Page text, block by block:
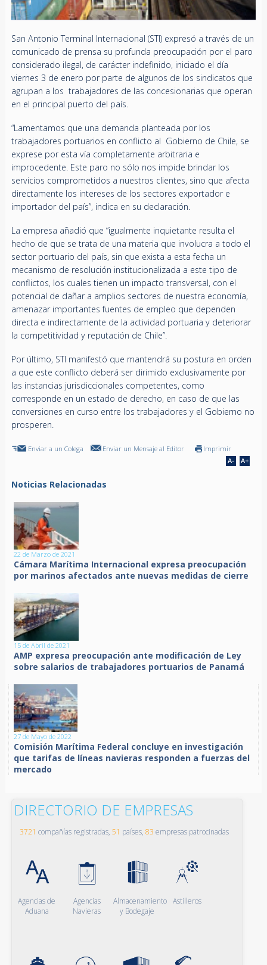
San Antonio Terminal Internacional (STI) expresó a través de un
comunicado de prensa su profunda preocupación por el paro
considerado ilegal, de carácter indefinido, iniciado el día
viernes 3 de enero por parte de algunos de los sindicatos que
agrupan a los trabajadores de las concesionarias que operan
en el principal puerto del país.
“Lamentamos que una demanda planteada por los
trabajadores portuarios en conflicto al Gobierno de Chile, se
exprese por esta vía completamente arbitraria e
improcedente. Este paro no sólo nos impide brindar los
servicios comprometidos a nuestros clientes, sino que afecta
directamente los intereses de los sectores exportador e
importador del país”, indica en su declaración.
La empresa añadió que “igualmente inquietante resulta el
hecho de que se trata de una materia que involucra a todo el
sector portuario del país, sin que exista a esta fecha un
mecanismo de resolución institucionalizada a este tipo de
conflictos, los cuales tienen un impacto transversal, con el
potencial de dañar a amplios sectores de nuestra economía,
amenazar importantes fuentes de empleo que dependen
directa e indirectamente de la actividad portuaria y deteriorar
la competitividad y reputación de Chile”.
Por último, STI manifestó que mantendrá su postura en orden
a que este conflicto deberá ser dirimido exclusivamente por
las instancias jurisdiccionales competentes, como
corresponde en un estado de derecho, en caso de que las
conversiones en curso entre los trabajadores y el Gobierno no
prosperen.
Enviar a un Colega Enviar un Mensaje al Editor Imprimir
Noticias Relacionadas
22 de Marzo de 2021
Cámara Marítima Internacional expresa preocupación
por marinos afectados ante nuevas medidas de cierre
15 de Abril de 2021
AMP expresa preocupación ante modificación de Ley
sobre salarios de trabajadores portuarios de Panamá
27 de Mayo de 2022
Comisión Marítima Federal concluye en investigación
que tarifas de líneas navieras responden a fuerzas del
mercado
DIRECTORIO DE EMPRESAS
3721 compañías registradas, 51 países, 83 empresas patrocinadas
Agencias de
Aduana
Agencias
Navieras
Almacenamiento
y Bodegaje
Astilleros